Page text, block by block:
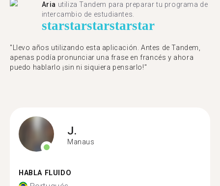
Aria utiliza Tandem para preparar tu programa de
intercambio de estudiantes.
starstarstarstarstar
"Llevo años utilizando esta aplicación. Antes de Tandem,
apenas podía pronunciar una frase en francés y ahora
puedo hablarlo ¡sin ni siquiera pensarlo!"
J.
Manaus
HABLA FLUIDO